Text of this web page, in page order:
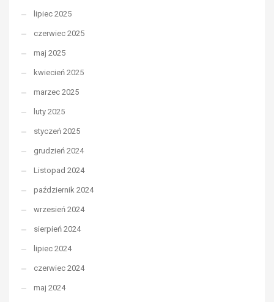
lipiec 2025
czerwiec 2025
maj 2025
kwiecień 2025
marzec 2025
luty 2025
styczeń 2025
grudzień 2024
Listopad 2024
październik 2024
wrzesień 2024
sierpień 2024
lipiec 2024
czerwiec 2024
maj 2024